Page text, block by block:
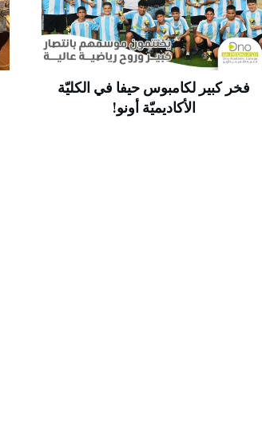
فخر كبير لكامبوس حيفا في الكليّة
الأكاديميّة أونو!